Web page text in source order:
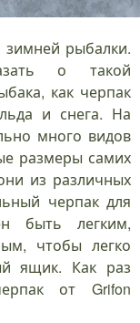
зимней рыбалки.
о такой
как черпак
и снега. На
много видов
размеры самих
из различных
черпак для
быть легким,
чтобы легко
ящик. Как раз
от Grifon